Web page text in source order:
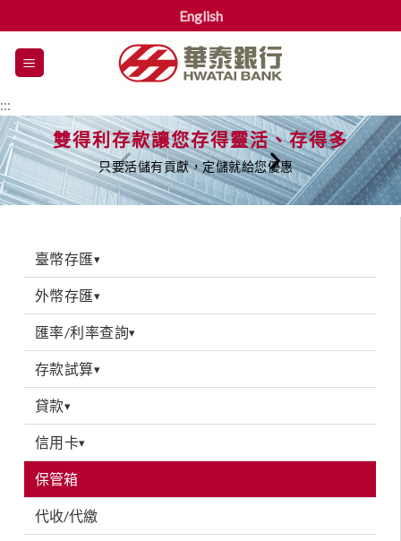
English
堡
:::
雙得利存款讓您存得靈活、存得多
只要活儲有貢獻，定儲就給您優惠
臺幣存匯▾
外幣存匯▾
匯率/利率查詢▾
存款試算▾
貸款▾
信用卡▾
保管箱
代收/代繳